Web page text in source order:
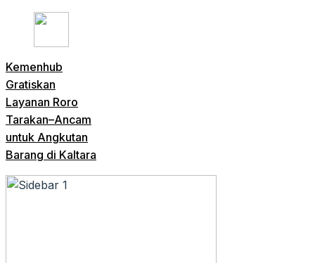
Kemenhub
Gratiskan
Layanan Roro
Tarakan–Ancam
untuk Angkutan
Barang di Kaltara